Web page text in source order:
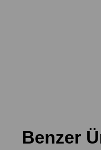
Benzer